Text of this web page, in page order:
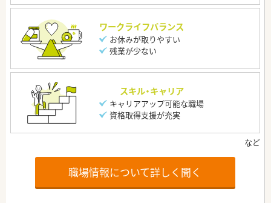
ワークライフバランス
お休みが取りやすい
残業が少ない
スキル・キャリア
キャリアアップ可能な職場
資格取得支援が充実
職場情報について詳しく聞く